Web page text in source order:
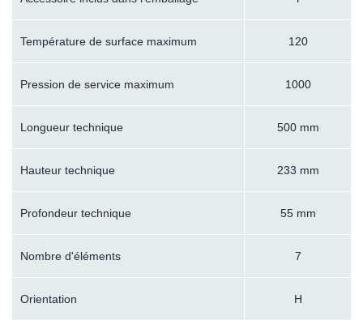
Température de surface maximum 120
Pression de service maximum 1000
Longueur technique 500 mm
Hauteur technique 233 mm
Profondeur technique 55 mm
Nombre d'éléments 7
Orientation H